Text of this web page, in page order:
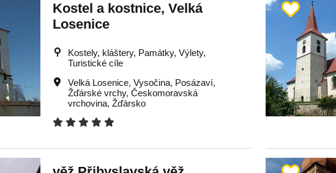
Kostel a kostnice, Velká
Losenice
Kostely, kláštery, Památky, Výlety,
Turistické cíle
Velká Losenice,Vysočina, Posázaví,
Žďárské vrchy,Českomoravská
vrchovina,Žďársko